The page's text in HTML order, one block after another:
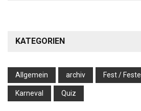
KATEGORIEN
Allgemein archiv Fest / Feste
Karneval Quiz